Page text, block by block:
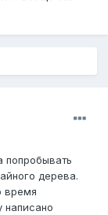
попробывать
дерева.
время
написано